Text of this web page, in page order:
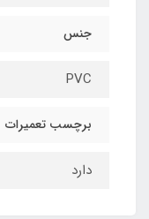
جنس
PVC
برچسب تعمیرات
دارد